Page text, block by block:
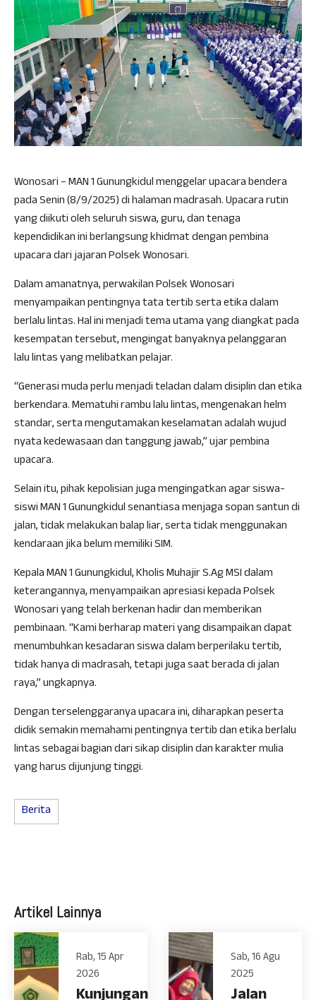
Wonosari – MAN 1 Gunungkidul menggelar upacara bendera
pada Senin (8/9/2025) di halaman madrasah. Upacara rutin
yang diikuti oleh seluruh siswa, guru, dan tenaga
kependidikan ini berlangsung khidmat dengan pembina
upacara dari jajaran Polsek Wonosari.
Dalam amanatnya, perwakilan Polsek Wonosari
menyampaikan pentingnya tata tertib serta etika dalam
berlalu lintas. Hal ini menjadi tema utama yang diangkat pada
kesempatan tersebut, mengingat banyaknya pelanggaran
lalu lintas yang melibatkan pelajar.
“Generasi muda perlu menjadi teladan dalam disiplin dan etika
berkendara. Mematuhi rambu lalu lintas, mengenakan helm
standar, serta mengutamakan keselamatan adalah wujud
nyata kedewasaan dan tanggung jawab,” ujar pembina
upacara.
Selain itu, pihak kepolisian juga mengingatkan agar siswa-
siswi MAN 1 Gunungkidul senantiasa menjaga sopan santun di
jalan, tidak melakukan balap liar, serta tidak menggunakan
kendaraan jika belum memiliki SIM.
Kepala MAN 1 Gunungkidul, Kholis Muhajir S.Ag MSI dalam
keterangannya, menyampaikan apresiasi kepada Polsek
Wonosari yang telah berkenan hadir dan memberikan
pembinaan. “Kami berharap materi yang disampaikan dapat
menumbuhkan kesadaran siswa dalam berperilaku tertib,
tidak hanya di madrasah, tetapi juga saat berada di jalan
raya,” ungkapnya.
Dengan terselenggaranya upacara ini, diharapkan peserta
didik semakin memahami pentingnya tertib dan etika berlalu
lintas sebagai bagian dari sikap disiplin dan karakter mulia
yang harus dijunjung tinggi.
Berita
Artikel Lainnya
Rab, 15 Apr
2026
Sab, 16 Agu
2025